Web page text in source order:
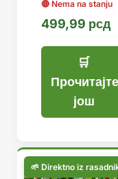
499,99 рсд
Прочитајте
још